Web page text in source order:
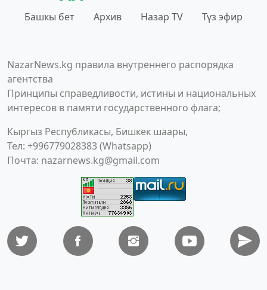
Башкы бет Архив Назар TV Түз эфир
NazarNews.kg правила внутреннего распорядка
агентства
Принципы справедливости, истины и национальных
интересов в памяти государственного флага;
Кыргыз Республикасы, Бишкек шаары,
Тел: +996779028383 (Whatsapp)
Почта: nazarnews.kg@gmail.com